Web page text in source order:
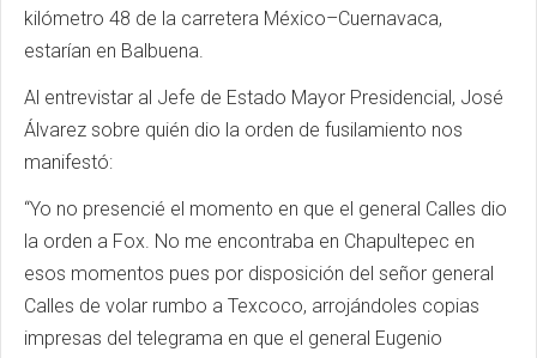
kilómetro 48 de la carretera México–Cuernavaca,
estarían en Balbuena.
Al entrevistar al Jefe de Estado Mayor Presidencial, José
Álvarez sobre quién dio la orden de fusilamiento nos
manifestó:
“Yo no presencié el momento en que el general Calles dio
la orden a Fox. No me encontraba en Chapultepec en
esos momentos pues por disposición del señor general
Calles de volar rumbo a Texcoco, arrojándoles copias
impresas del telegrama en que el general Eugenio